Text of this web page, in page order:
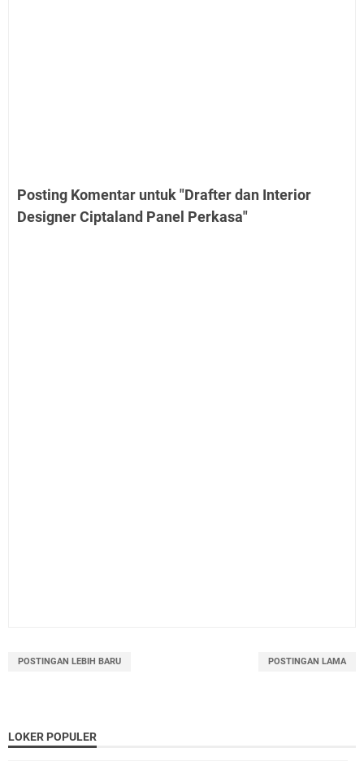
Posting Komentar untuk "Drafter dan Interior
Designer Ciptaland Panel Perkasa"
POSTINGAN LEBIH BARU POSTINGAN LAMA
LOKER POPULER